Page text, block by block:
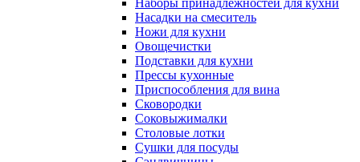
Наборы принадлежностей для кухни
Насадки на смеситель
Ножи для кухни
Овощечистки
Подставки для кухни
Прессы кухонные
Приспособления для вина
Сковородки
Соковыжималки
Столовые лотки
Сушки для посуды